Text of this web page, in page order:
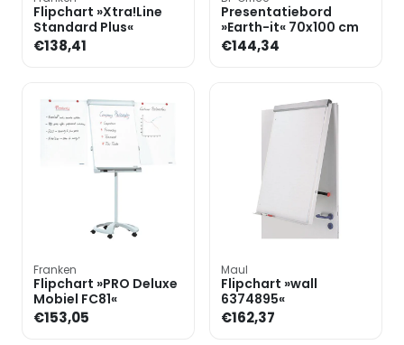
Flipchart »Xtra!Line
Standard Plus«
€138,41
Presentatiebord
»Earth-it« 70x100 cm
€144,34
Franken
Flipchart »PRO Deluxe
Mobiel FC81«
€153,05
Maul
Flipchart »wall
6374895«
€162,37